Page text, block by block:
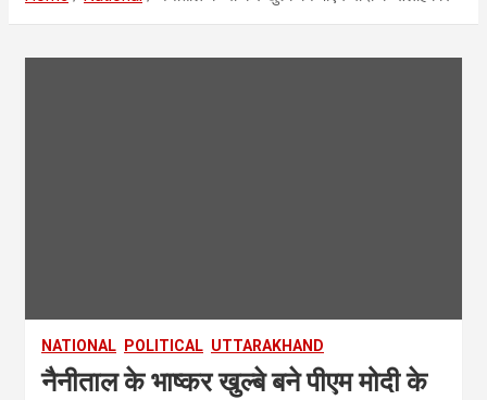
NATIONAL POLITICAL UTTARAKHAND
नैनीताल के भाष्कर खुल्‍बे बने पीएम मोदी के